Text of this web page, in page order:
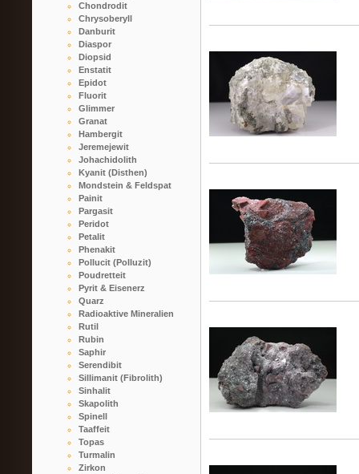
Chondrodit
Chrysoberyll
Danburit
Diaspor
Diopsid
Enstatit
Epidot
Fluorit
Glimmer
Granat
Hambergit
Jeremejewit
Johachidolith
Kyanit (Disthen)
Mondstein & Feldspat
Painit
Pargasit
Peridot
Petalit
Phenakit
Pollucit (Polluzit)
Poudretteit
Pyrit & Eisenerz
Quarz
Radioaktive Mineralien
Rutil
Rubin
Saphir
Serendibit
Sillimanit (Fibrolith)
Sinhalit
Skapolith
Spinell
Taaffeit
Topas
Turmalin
Zirkon